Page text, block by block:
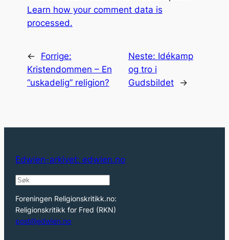
Learn how your comment data is
processed.
←
Forrige:
Kristendommen – En
“uskadelig” religion?
Neste: Idékamp
og tro i
Gudsbildet
→
Edwien-arkivet: edwien.no
S
e
a
r
Foreningen Religionskritikk.no:
Religionskritikk for Fred (RKN)
post@edwien.no